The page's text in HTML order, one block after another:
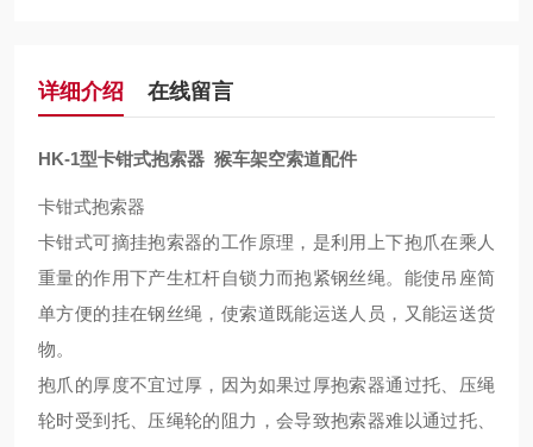
详细介绍 在线留言
HK-1型卡钳式抱索器 猴车架空索道配件
卡钳式抱索器
卡钳式可摘挂抱索器的工作原理，是利用上下抱爪在乘人
重量的作用下产生杠杆自锁力而抱紧钢丝绳。能使吊座简
单方便的挂在钢丝绳，使索道既能运送人员，又能运送货
物。
抱爪的厚度不宜过厚，因为如果过厚抱索器通过托、压绳
轮时受到托、压绳轮的阻力，会导致抱索器难以通过托、